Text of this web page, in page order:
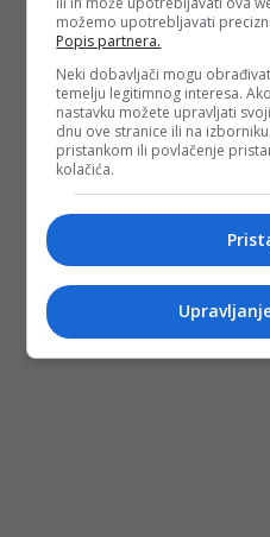
možemo upotrebljavati
Popis partnera.
Neki dobavljači mogu
temelju legitimnog interesa.
nastavku možete upravljati
dnu ove stranice ili na
pristankom ili povlačenje
kolačića.